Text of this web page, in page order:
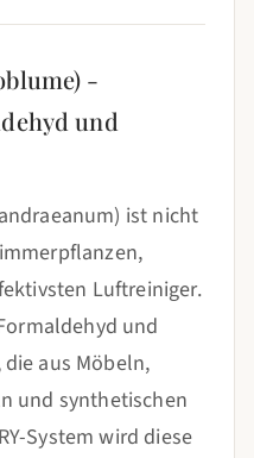
-
und
ist nicht
Luftreiniger.
und
aus Möbeln,
und synthetischen
System wird diese